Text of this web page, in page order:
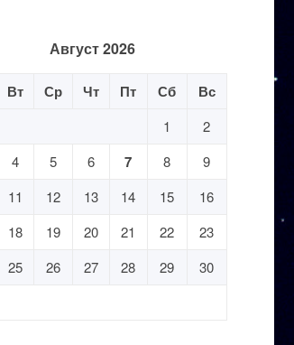
Август 2026
Вт Ср Чт Пт Сб Вс
1
2
4 5 6 7 8
9
11 12 13 14 15
16
18 19 20 21 22
23
25 26 27 28 29
30